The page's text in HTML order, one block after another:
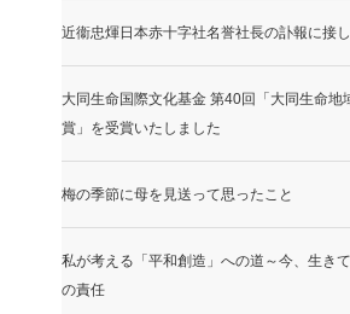
近衞忠煇日本赤十字社名誉社長の訃報に接
大同生命国際文化基金 第40回「大同生命地
賞」を受賞いたしました
梅の季節に母を見送って思ったこと
私が考える「平和創造」への道～今、生き
の責任